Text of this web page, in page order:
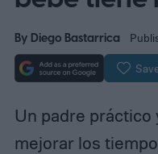
By Diego Bastarrica
Un padre práctico
mejorar los